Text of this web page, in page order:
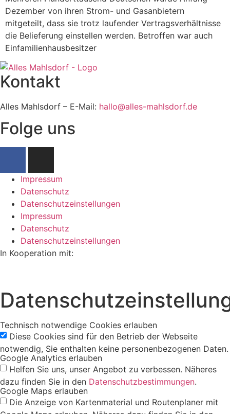
Dezember von ihren Strom- und Gasanbietern
mitgeteilt, dass sie trotz laufender Vertragsverhältnisse
die Belieferung einstellen werden. Betroffen war auch
Einfamilienhausbesitzer
Kontakt
Alles Mahlsdorf – E-Mail: hallo@alles-mahlsdorf.de
Folge uns
Impressum
Datenschutz
Datenschutzeinstellungen
Impressum
Datenschutz
Datenschutzeinstellungen
In Kooperation mit:
Technisch notwendige Cookies erlauben
Diese Cookies sind für den Betrieb der Webseite
notwendig, Sie enthalten keine personenbezogenen Daten.
Google Analytics erlauben
Helfen Sie uns, unser Angebot zu verbessen. Näheres
dazu finden Sie in den Datenschutzbestimmungen.
Google Maps erlauben
Die Anzeige von Kartenmaterial und Routenplaner mit